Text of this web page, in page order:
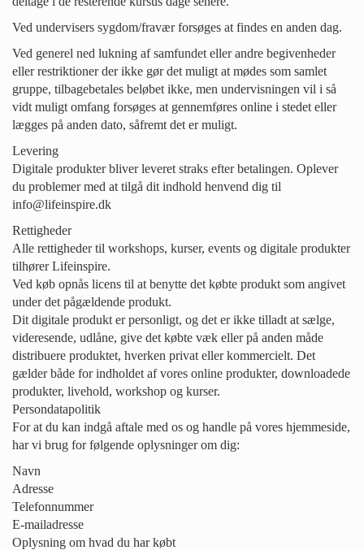
Ved undervisers sygdom/fravær forsøges at findes en anden dag.
Ved generel ned lukning af samfundet eller andre begivenheder
eller restriktioner der ikke gør det muligt at mødes som samlet
gruppe, tilbagebetales beløbet ikke, men undervisningen vil i så
vidt muligt omfang forsøges at gennemføres online i stedet eller
lægges på anden dato, såfremt det er muligt.
Levering
Digitale produkter bliver leveret straks efter betalingen. Oplever
du problemer med at tilgå dit indhold henvend dig til
info@lifeinspire.dk
Rettigheder
Alle rettigheder til workshops, kurser, events og digitale produkter
tilhører Lifeinspire.
Ved køb opnås licens til at benytte det købte produkt som angivet
under det pågældende produkt.
Dit digitale produkt er personligt, og det er ikke tilladt at sælge,
videresende, udlåne, give det købte væk eller på anden måde
distribuere produktet, hverken privat eller kommercielt. Det
gælder både for indholdet af vores online produkter, downloadede
produkter, livehold, workshop og kurser.
Persondatapolitik
For at du kan indgå aftale med os og handle på vores hjemmeside,
har vi brug for følgende oplysninger om dig:
Navn
Adresse
Telefonnummer
E-mailadresse
Oplysning om hvad du har købt